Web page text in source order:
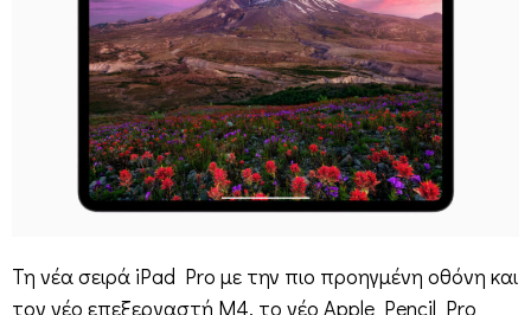
Τη νέα σειρά iPad Pro με την πιο προηγμένη οθόνη και
τον νέο επεξεργαστή Μ4, το νέο Apple Pencil Pro